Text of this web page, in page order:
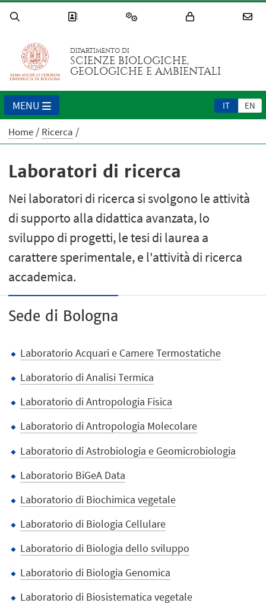
DIPARTIMENTO DI
SCIENZE BIOLOGICHE,
GEOLOGICHE E AMBIENTALI
IT EN
MENU
Home Ricerca
Laboratori di ricerca
Nei laboratori di ricerca si svolgono le attività
di supporto alla didattica avanzata, lo
sviluppo di progetti, le tesi di laurea a
carattere sperimentale, e l'attività di ricerca
accademica.
Sede di Bologna
Laboratorio Acquari e Camere Termostatiche
Laboratorio di Analisi Termica
Laboratorio di Antropologia Fisica
Laboratorio di Antropologia Molecolare
Laboratorio di Astrobiologia e Geomicrobiologia
Laboratorio BiGeA Data
Laboratorio di Biochimica vegetale
Laboratorio di Biologia Cellulare
Laboratorio di Biologia dello sviluppo
Laboratorio di Biologia Genomica
Laboratorio di Biosistematica vegetale